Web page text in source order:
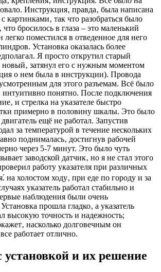
Инструкция‚ правда‚ была написана
картинками‚ так что разобраться было
бросилось в глаза – это маленький
легко поместился в отведенное для него
Установка оказалась более
Я просто открутил старый
новый‚ затянул его с нужным моментом
о нем была в инструкции). Провода
для этого разъемам. Всё было
интуитивно понятно. После подключения
и стрелка на указателе быстро
примерно в половину шкалы. Это было
ещё не работал. Запустив
за температурой в течение нескольких
поднималась‚ достигнув рабочей
через 5-7 минут. Это было чуть
заводской датчик‚ но я не стал этого
работу указателя при различных
на холостом ходу‚ при еде по городу и за
указатель работал стабильно и
наблюдения были очень
прошла гладко‚ а указатель
высокую точность и надежность;
насколько долговечным он
работает отлично.
и их решение